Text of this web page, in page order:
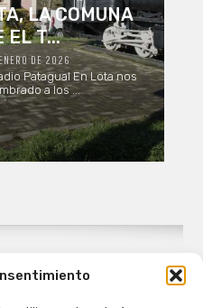
LA COMUNA
EL T...
DE 2026
Patagual En Lota nos
a los ...